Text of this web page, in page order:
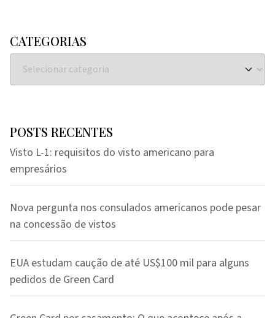
CATEGORIAS
POSTS RECENTES
Visto L-1: requisitos do visto americano para
empresários
Nova pergunta nos consulados americanos pode pesar
na concessão de vistos
EUA estudam caução de até US$100 mil para alguns
pedidos de Green Card